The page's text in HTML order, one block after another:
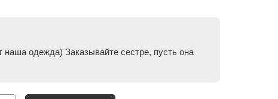
одежда) Заказывайте сестре, пусть она